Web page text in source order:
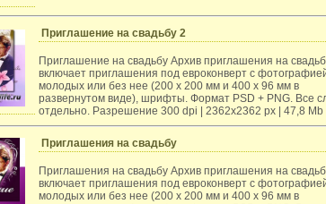
Приглашение на свадьбу 2
Приглашение на свадьбу Архив приглашения на
включает приглашения под евроконверт с
молодых или без нее (200 х 200 мм и 400 х 96 мм в
развернутом виде), шрифты. Формат PSD + PNG. Все
отдельно. Разрешение 300 dpi | 2362x2362 px | 47,8 Мb
Приглашения на свадьбу
Приглашения на свадьбу Архив приглашения на
включает приглашения под евроконверт с
молодых или без нее (200 х 200 мм и 400 х 96 мм в